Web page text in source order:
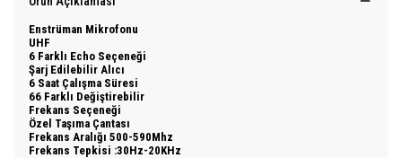
Enstrüman Mikrofonu
UHF
6 Farklı Echo Seçeneği
Şarj Edilebilir Alıcı
6 Saat Çalışma Süresi
66 Farklı Değiştirebilir
Frekans Seçeneği
Özel Taşıma Çantası
Frekans Aralığı 500-590Mhz
Frekans Tepkisi :30Hz-20KHz